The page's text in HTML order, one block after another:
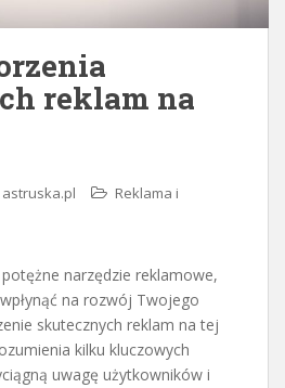
reklam na
astruska.pl
Reklama i
narzędzie reklamowe,
na rozwój Twojego
skutecznych reklam na tej
kilku kluczowych
uwagę użytkowników i